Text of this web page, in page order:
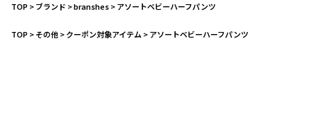
TOP>ブランド >branshes>アソートベビーハーフパンツ
TOP>その他>クーポン対象アイテム >アソートベビーハーフパンツ